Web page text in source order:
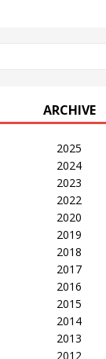
ARCHIVE
2025
2024
2023
2022
2020
2019
2018
2017
2016
2015
2014
2013
2012